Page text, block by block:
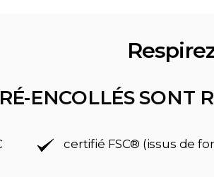
ENCOLLÉS SONT
certifié FSC® (issus de